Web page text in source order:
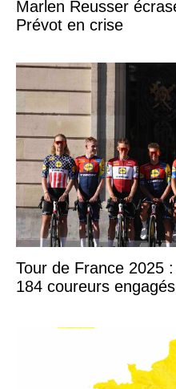
Marlen Reusser
Prévot en crise
Tour de France 2025
184 coureurs engagés